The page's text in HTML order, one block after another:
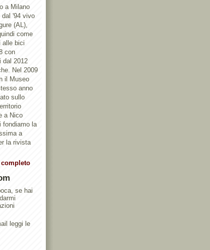
a Milano
dal '94 vivo
(AL),
come
alle bici
con
dal 2012
Nel 2009
il Museo
anno
sullo
a Nico
fondiamo la
a
la rivista
se hai
leggi le